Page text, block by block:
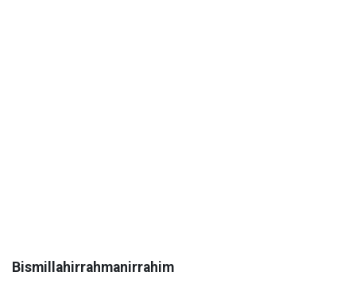
Bismillahirrahmanirrahim